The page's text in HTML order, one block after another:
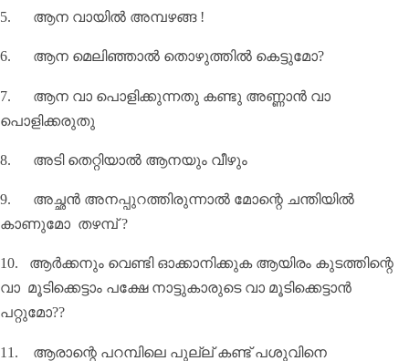
5. ആന വായിൽ അമ്പഴങ്ങ !
6. ആന മെലിഞ്ഞാൽ തൊഴുത്തിൽ കെട്ടുമോ?
7. ആന വാ പൊളിക്കുന്നതു കണ്ടു അണ്ണാന്‍ വാ
പൊളിക്കരുതു
8. അടി തെറ്റിയാൽ ആനയും വീഴും
9. അച്ഛൻ അനപ്പുറത്തിരുന്നാൽ മോന്റെ ചന്തിയിൽ
കാണുമോ തഴമ്പ്?
10. ആര്‍ക്കനും വെണ്ടി ഓക്കാനിക്കുക ആയിരം കുടത്തിന്റെ
വാ മൂടിക്കെട്ടാം പക്ഷേ നാട്ടുകാരുടെ വാ മൂടിക്കെട്ടാന്‍
പറ്റുമോ??
11. ആരാന്റെ പറമ്പിലെ പുല്ല് കണ്ട് പശുവിനെ